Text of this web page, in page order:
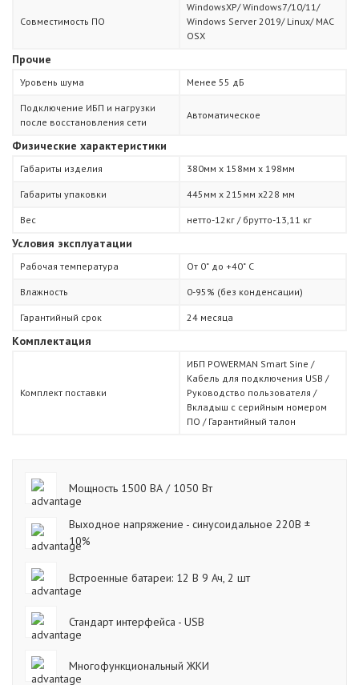
Совместимость ПО
WindowsXP/ Windows7/10/11/
Windows Server 2019/ Linux/ MAC
OSX
Прочие
Уровень шума Менее 55 дБ
Подключение ИБП и нагрузки
после восстановления сети
Автоматическое
Физические характеристики
Габариты изделия 380мм х 158мм х 198мм
Габариты упаковки 445мм х 215мм х228 мм
Вес нетто-12кг / брутто-13,11 кг
Условия эксплуатации
Рабочая температура От 0˚ до +40˚ С
Влажность 0-95% (без конденсации)
Гарантийный срок 24 месяца
Комплектация
Комплект поставки
ИБП POWERMAN Smart Sine /
Кабель для подключения USB /
Руководство пользователя /
Вкладыш с серийным номером
ПО / Гарантийный талон
Мощность 1500 ВА / 1050 Вт
Выходное напряжение - синусоидальное 220В ±
10%
Встроенные батареи: 12 В 9 Ач, 2 шт
Стандарт интерфейса - USB
Многофункциональный ЖКИ